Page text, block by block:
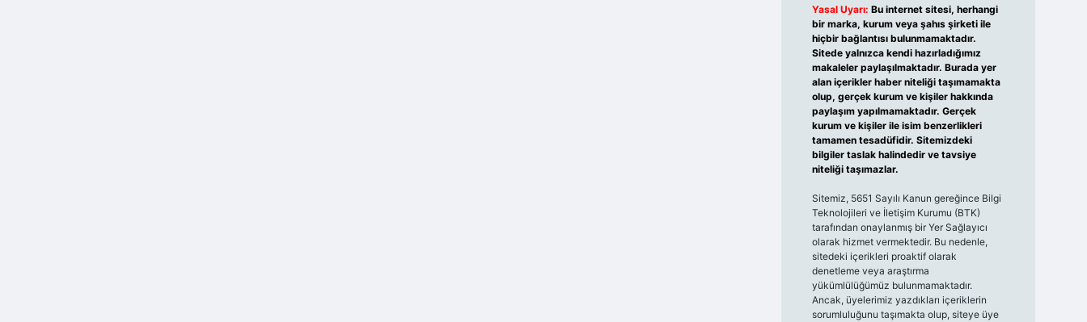
Yasal Uyarı: Bu internet sitesi, herhangi
bir marka, kurum veya şahıs şirketi ile
hiçbir bağlantısı bulunmamaktadır.
Sitede yalnızca kendi hazırladığımız
makaleler paylaşılmaktadır. Burada yer
alan içerikler haber niteliği taşımamakta
olup, gerçek kurum ve kişiler hakkında
paylaşım yapılmamaktadır. Gerçek
kurum ve kişiler ile isim benzerlikleri
tamamen tesadüfidir. Sitemizdeki
bilgiler taslak halindedir ve tavsiye
niteliği taşımazlar.
Sitemiz, 5651 Sayılı Kanun gereğince Bilgi
Teknolojileri ve İletişim Kurumu (BTK)
tarafından onaylanmış bir Yer Sağlayıcı
olarak hizmet vermektedir. Bu nedenle,
sitedeki içerikleri proaktif olarak
denetleme veya araştırma
yükümlülüğümüz bulunmamaktadır.
Ancak, üyelerimiz yazdıkları içeriklerin
sorumluluğunu taşımakta olup, siteye üye